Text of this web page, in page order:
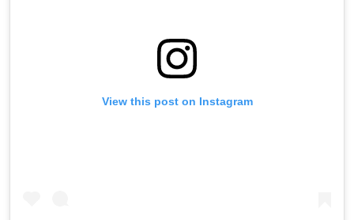
View this post on Instagram